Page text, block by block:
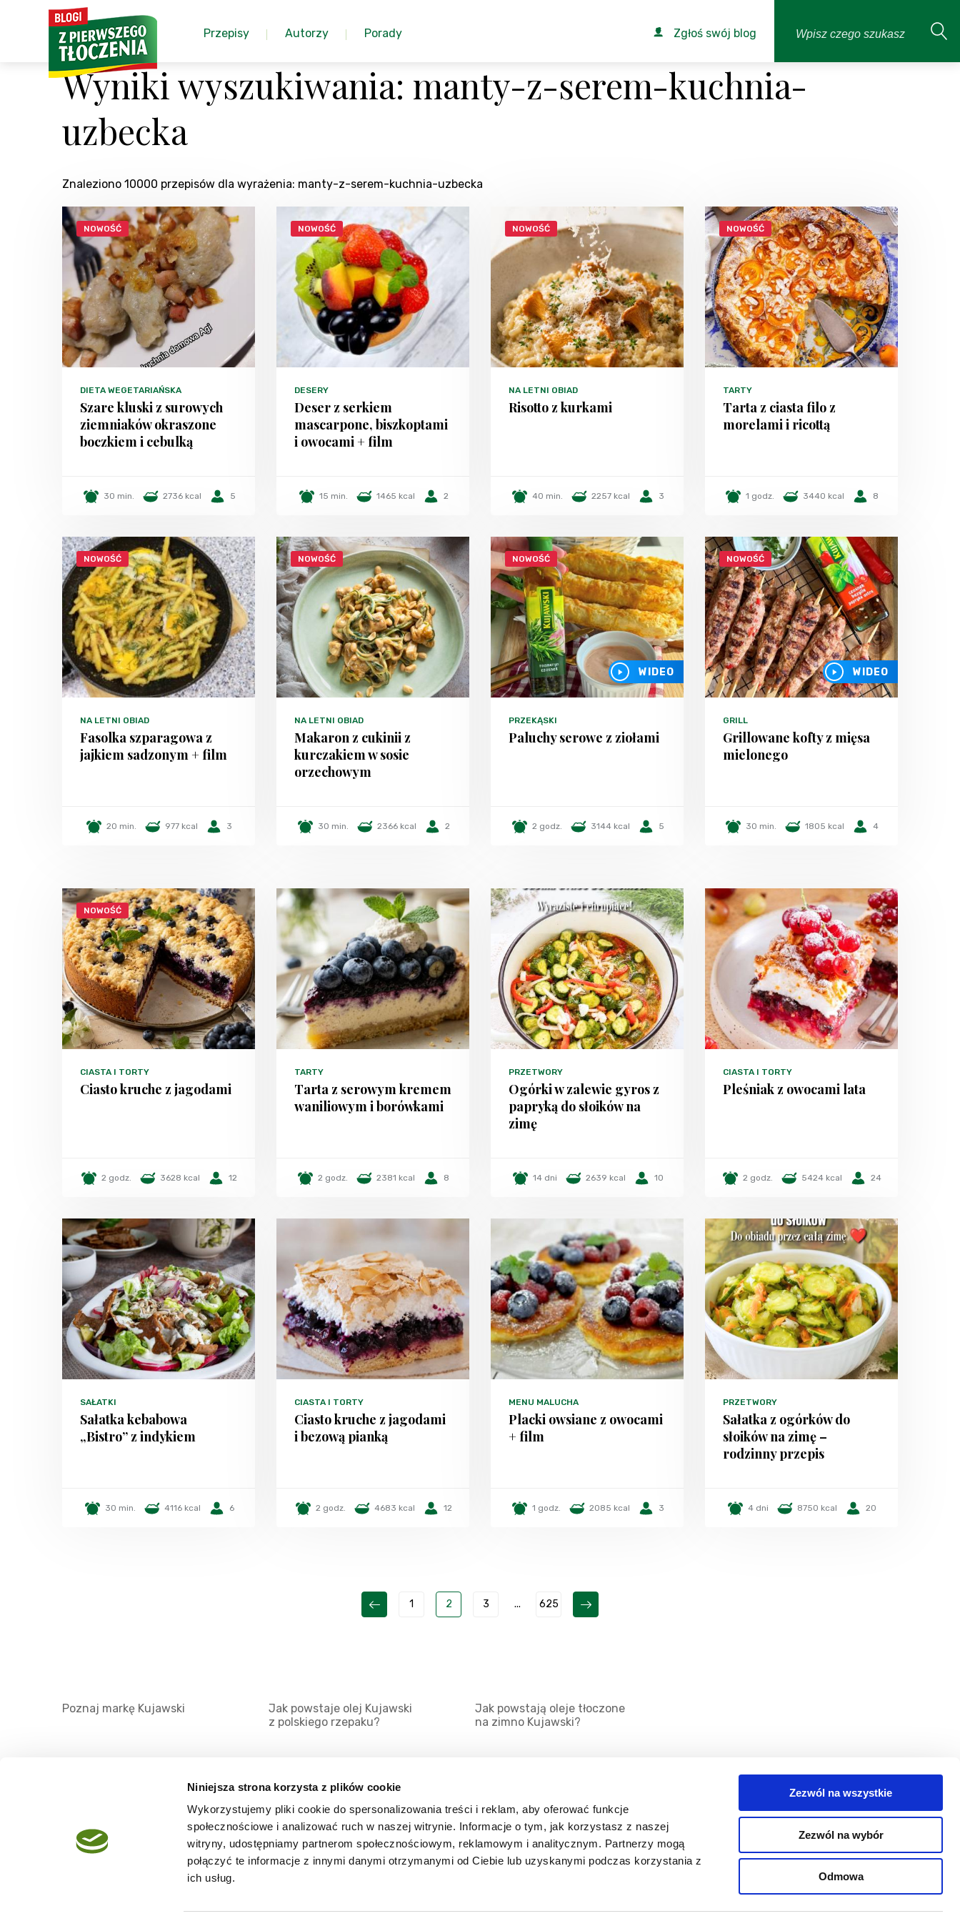
Niniejsza strona korzysta z plików cookie
Wykorzystujemy pliki cookie do spersonalizowania treści i reklam, aby oferować funkcje
społecznościowe i analizować ruch w naszej witrynie. Informacje o tym, jak korzystasz z naszej
witryny, udostępniamy partnerom społecznościowym, reklamowym i analitycznym. Partnerzy mogą
połączyć te informacje z innymi danymi otrzymanymi od Ciebie lub uzyskanymi podczas korzystania z
ich usług.
Zezwól na wszystkie
Zezwól na wybór
Odmowa
Przepisy Autorzy Porady Zgłoś swój blog
Wyniki wyszukiwania: manty-z-serem-kuchnia-
uzbecka
Znaleziono 10000 przepisów dla wyrażenia: manty-z-serem-kuchnia-uzbecka
NOWOŚĆ
DIETA WEGETARIAŃSKA
Szare kluski z surowych
ziemniaków okraszone
boczkiem i cebulką
30 min. 2736 kcal 5
NOWOŚĆ
DESERY
Deser z serkiem
mascarpone, biszkoptami
i owocami + film
15 min. 1465 kcal 2
NOWOŚĆ
NA LETNI OBIAD
Risotto z kurkami
40 min. 2257 kcal 3
NOWOŚĆ
TARTY
Tarta z ciasta filo z
morelami i ricottą
1 godz. 3440 kcal 8
NOWOŚĆ
NA LETNI OBIAD
Fasolka szparagowa z
jajkiem sadzonym + film
20 min. 977 kcal 3
NOWOŚĆ
NA LETNI OBIAD
Makaron z cukinii z
kurczakiem w sosie
orzechowym
30 min. 2366 kcal 2
NOWOŚĆ
WIDEO
PRZEKĄSKI
Paluchy serowe z ziołami
2 godz. 3144 kcal 5
NOWOŚĆ
WIDEO
GRILL
Grillowane kofty z mięsa
mielonego
30 min. 1805 kcal 4
NOWOŚĆ
CIASTA I TORTY
Ciasto kruche z jagodami
2 godz. 3628 kcal 12
TARTY
Tarta z serowym kremem
waniliowym i borówkami
2 godz. 2381 kcal 8
PRZETWORY
Ogórki w zalewie gyros z
papryką do słoików na
zimę
14 dni 2639 kcal 10
CIASTA I TORTY
Pleśniak z owocami lata
2 godz. 5424 kcal 24
SAŁATKI
Sałatka kebabowa
„Bistro” z indykiem
30 min. 4116 kcal 6
CIASTA I TORTY
Ciasto kruche z jagodami
i bezową pianką
2 godz. 4683 kcal 12
MENU MALUCHA
Placki owsiane z owocami
+ film
1 godz. 2085 kcal 3
PRZETWORY
Sałatka z ogórków do
słoików na zimę –
rodzinny przepis
4 dni 8750 kcal 20
1 2 3 ... 625
Poznaj markę Kujawski
Jak powstaje olej Kujawski
z polskiego rzepaku?
Jak powstają oleje tłoczone
na zimno Kujawski?
Regulamin
Mapa serwisu
Kanały RSS
Porady
Kategorie
Kontakt
Zaloguj się